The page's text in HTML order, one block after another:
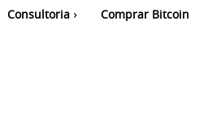
Consultoria Comprar Bitcoin